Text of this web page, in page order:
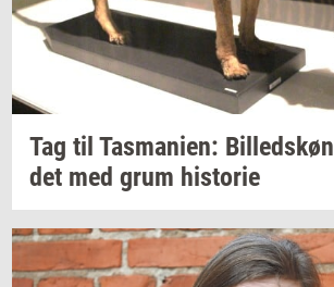
Tag til Tas­ma­ni­en: Bil­leds­køn
det med grum hi­sto­rie